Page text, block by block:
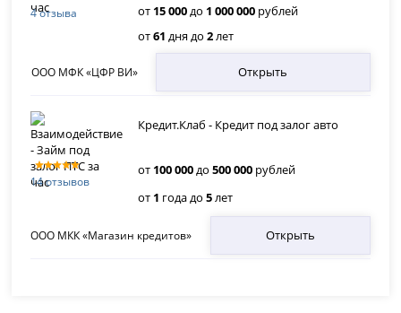
4 отзыва от 15 000до 1 000 000 рублей
от61 дня до2лет
ООО МФК «ЦФР ВИ» Открыть
14 отзывов
Кредит.Клаб - Кредит под залог авто
от 100 000 до500 000 рублей
от 1 года до5лет
ООО МКК «Магазин кредитов» Открыть